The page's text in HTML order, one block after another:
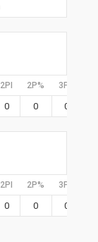
2PI 2P% 3PA
0 0 0
2PI 2P% 3PA
0 0 0